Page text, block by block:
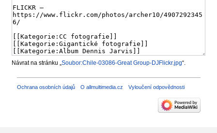
Návrat na stránku „Soubor:Chile-03086-Great Group-DJFlickr.jpg“.
Ochrana osobních údajů O allmultimedia.cz Vyloučení odpovědnosti